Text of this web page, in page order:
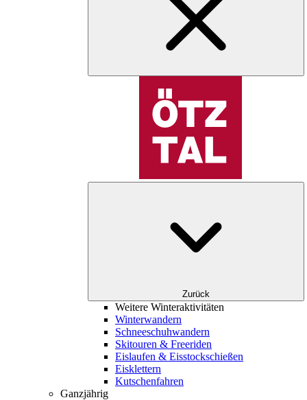
Zurück
Weitere Winteraktivitäten
Winterwandern
Schneeschuhwandern
Skitouren & Freeriden
Eislaufen & Eisstockschießen
Eisklettern
Kutschenfahren
Ganzjährig